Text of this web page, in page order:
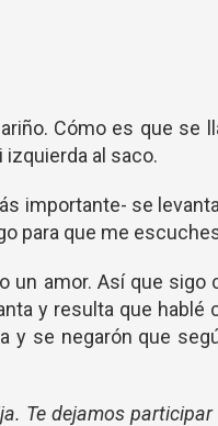
Cómo es que se
al saco.
importante- se
para que me
un amor. Así que sigo
y resulta que hablé
y se negarón que
Te dejamos